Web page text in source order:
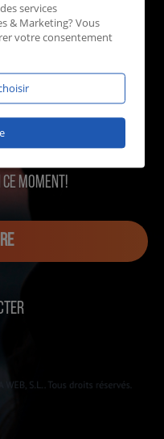
moment!
services
& Marketing? Vous
votre consentement